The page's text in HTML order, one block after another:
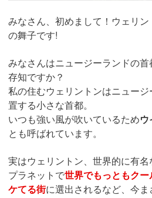
みなさん、初めまして！ウェリ
の舞子です!
みなさんはニュージーランドの首
存知ですか？
私の住むウェリントンはニュー
置する小さな首都。
いつも強い風が吹いているため
とも呼ばれています。
実はウェリントン、世界的に有
プラネットで世界でもっともクー
ケてる街に選出されるなど、今ま